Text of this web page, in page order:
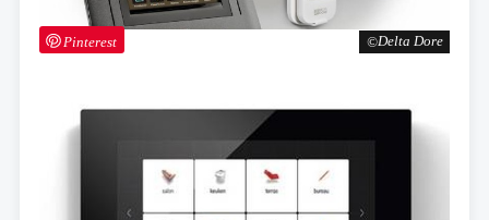
Delta Dore
Pinterest